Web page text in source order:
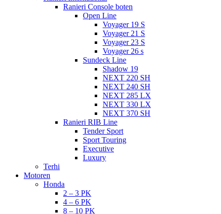
Ranieri Console boten
Open Line
Voyager 19 S
Voyager 21 S
Voyager 23 S
Voyager 26 s
Sundeck Line
Shadow 19
NEXT 220 SH
NEXT 240 SH
NEXT 285 LX
NEXT 330 LX
NEXT 370 SH
Ranieri RIB Line
Tender Sport
Sport Touring
Executive
Luxury
Terhi
Motoren
Honda
2 – 3 PK
4 – 6 PK
8 – 10 PK